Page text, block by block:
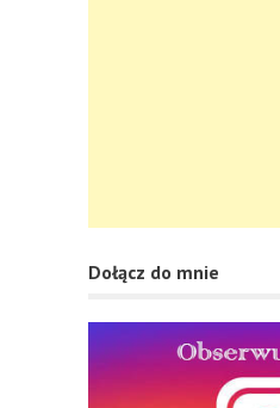
Dołącz do mnie